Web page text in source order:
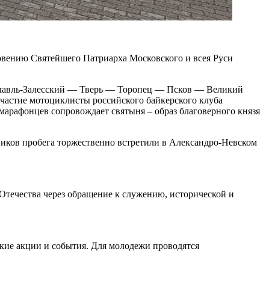
Святейшего Патриарха Московского и всея Руси
Залесский — Тверь — Торопец — Псков — Великий
мотоциклисты российского байкерского клуба
сопровождает святыня – образ благоверного князя
пробега торжественно встретили в Александро-Невском
через обращение к служению, исторической и
акции и события. Для молодежи проводятся